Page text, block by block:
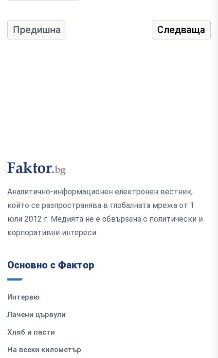
Предишна Следваща
Аналитично-информационен електронен вестник,
който се разпространява в глобалната мрежа от 1
юли 2012 г. Медията не е обвързана с политически и
корпоративни интереси.
Основно с Фактор
Интервю
Лачени цървули
Хляб и пасти
На всеки километър